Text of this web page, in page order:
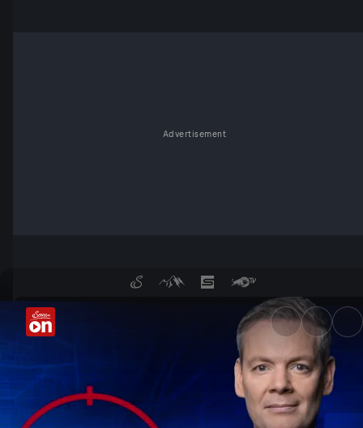
Advertisement
Fahndung Österreich - die